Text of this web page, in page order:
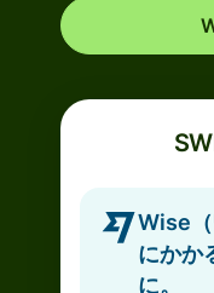
Wise
にかか
に。